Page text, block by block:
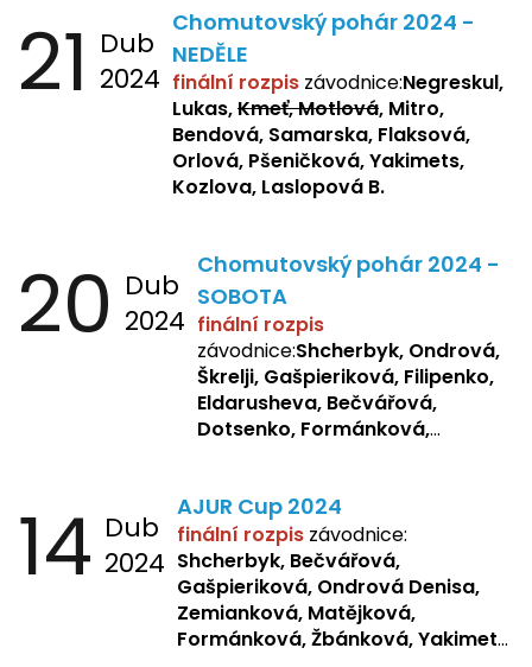
Sochorová, Repetska, Lukas,
Negreskul, Mitro
21 Dub
2024
Chomutovský pohár 2024 -
NEDĚLE
finální rozpis závodnice:Negreskul,
Lukas,Kmeť, Motlová, Mitro,
Bendová, Samarska, Flaksová,
Orlová, Pšeničková, Yakimets,
Kozlova, Laslopová B.
20 Dub
2024
Chomutovský pohár 2024 -
SOBOTA
finální rozpis
závodnice:Shcherbyk, Ondrová,
Škrelji, Gašpieriková, Filipenko,
Eldarusheva, Bečvářová,
Dotsenko, Formánková,
Žbánková, Sochorová
14 Dub
2024
AJUR Cup 2024
finální rozpis závodnice:
Shcherbyk, Bečvářová,
Gašpieriková, Ondrová Denisa,
Zemianková, Matějková,
Formánková, Žbánková, Yakimets,